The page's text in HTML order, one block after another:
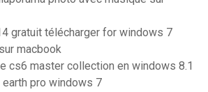
gratuit télécharger for windows 7
macbook
cs6 master collection en windows 8.1
pro windows 7